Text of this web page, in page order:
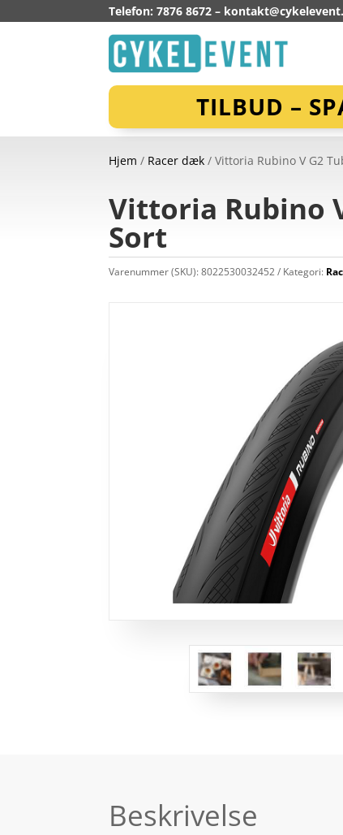
Telefon: 7876 8672 –
TILBUD –
Hjem / Racer dæk / Vittoria Rubino V G2
Vittoria Rubino
Sort
Varenummer (SKU):8022530032452 Kategori:
Beskrivelse